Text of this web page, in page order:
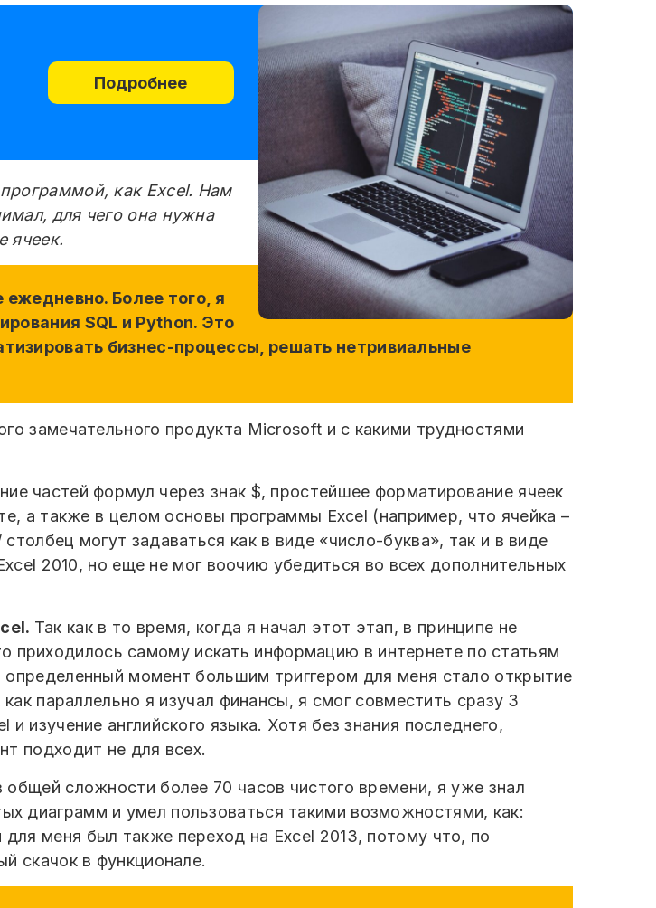
Подробнее
как Excel. Нам
для чего она нужна
ячеек.
Более того, я
SQL и Python. Это
бизнес-процессы, решать нетривиальные
замечательного продукта Microsoft и с какими трудностями
частей формул через знак $, простейшее форматирование ячеек
а также в целом основы программы Excel (например, что ячейка –
могут задаваться как в виде «число-буква», так и в виде
2010, но еще не мог воочию убедиться во всех дополнительных
Так как в то время, когда я начал этот этап, в принципе не
приходилось самому искать информацию в интернете по статьям
момент большим триггером для меня стало открытие
параллельно я изучал финансы, я смог совместить сразу 3
изучение английского языка. Хотя без знания последнего,
подходит не для всех.
сложности более 70 часов чистого времени, я уже знал
диаграмм и умел пользоваться такими возможностями, как:
меня был также переход на Excel 2013, потому что, по
скачок в функционале.